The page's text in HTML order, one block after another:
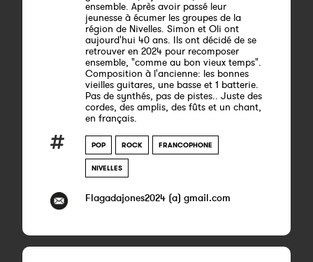
ensemble. Après avoir passé leur
jeunesse à écumer les groupes de la
région de Nivelles. Simon et Oli ont
aujourd'hui 40 ans. Ils ont décidé de se
retrouver en 2024 pour recomposer
ensemble, "comme au bon vieux temps".
Composition à l'ancienne: les bonnes
vieilles guitares, une basse et 1 batterie.
Pas de synthés, pas de pistes.. Juste des
cordes, des amplis, des fûts et un chant,
en français.
POP ROCK FRANCOPHONE
NIVELLES
Flagadajones2024 (a) gmail.com